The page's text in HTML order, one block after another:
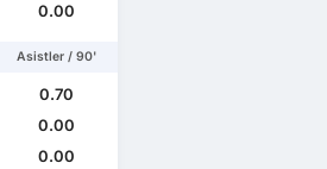
0.00
Asistler / 90'
0.70
0.00
0.00